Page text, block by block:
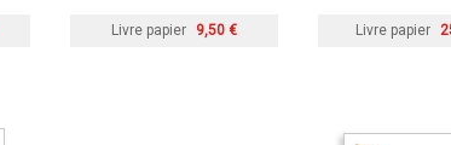
Livre papier 9,50 € Livre papier